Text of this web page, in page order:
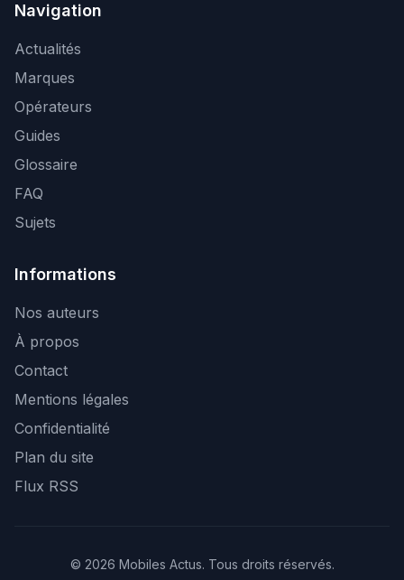
Navigation
Actualités
Marques
Opérateurs
Guides
Glossaire
FAQ
Sujets
Informations
Nos auteurs
À propos
Contact
Mentions légales
Confidentialité
Plan du site
Flux RSS
© 2026 Mobiles Actus. Tous droits réservés.